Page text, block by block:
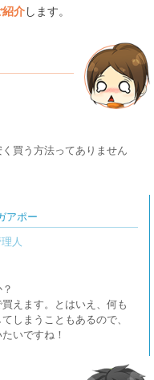
介します。
買う方法ってありません
アポー
えます。とはいえ、何も
しまうこともあるので、
いですね！